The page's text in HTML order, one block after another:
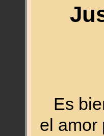
Es
el amor